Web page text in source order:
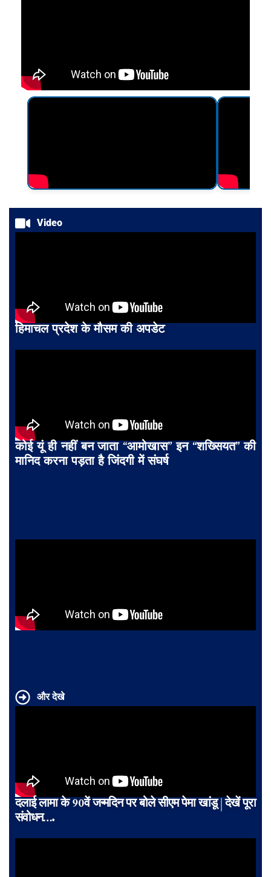
Video
हिमाचल प्रदेश के मौसम की अपडेट
कोई यूं ही नहीं बन जाता “आमोखास” इन “शख्सियत” की
मानिद करना पड़ता है जिंदगी में संघर्ष
और देखे
दलाई लामा के 90वें जन्मदिन पर बोले सीएम पेमा खांडू | देखें पूरा
संवोधन….